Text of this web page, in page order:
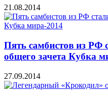
21.08.2014
Пять самбистов из РФ
общего зачета Кубка
27.09.2014